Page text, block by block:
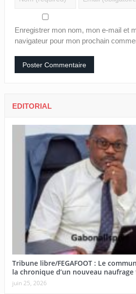
Enregistrer mon nom, mon e-mail et
navigateur pour mon prochain
EDITORIAL
Tribune libre/FEGAFOOT : Le
la chronique d’un nouveau
juin 25, 2026